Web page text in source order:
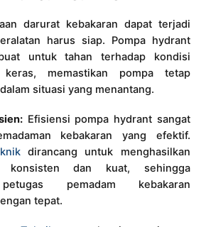
darurat kebakaran dapat terjadi
harus siap. Pompa hydrant
untuk tahan terhadap kondisi
memastikan pompa tetap
situasi yang menantang.
Efisiensi pompa hydrant sangat
kebakaran yang efektif.
dirancang untuk menghasilkan
dan kuat, sehingga
pemadam kebakaran
tepat.